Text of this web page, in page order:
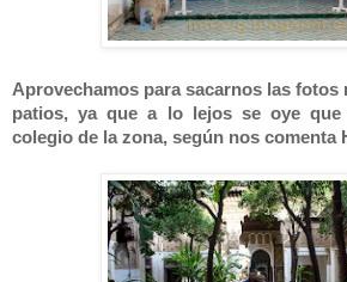
Aprovechamos para sacarnos las
patios, ya que a lo lejos se oye
colegio de la zona, según nos comenta